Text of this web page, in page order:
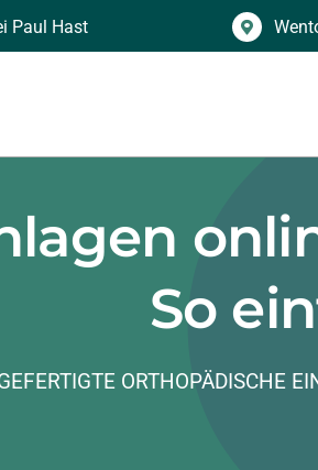
Paul Hast
So
ORTHOPÄDISCHE